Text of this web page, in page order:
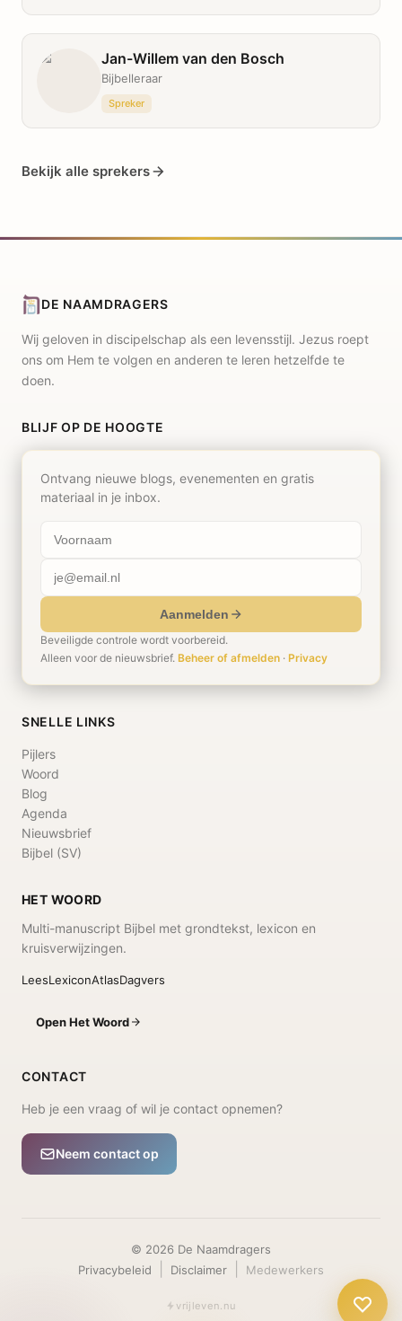
Jan-Willem van den Bosch
Bijbelleraar
Spreker
Bekijk alle sprekers
DE NAAMDRAGERS
Wij geloven in discipelschap als een levensstijl. Jezus roept
ons om Hem te volgen en anderen te leren hetzelfde te
doen.
BLIJF OP DE HOOGTE
Ontvang nieuwe blogs, evenementen en gratis
materiaal in je inbox.
Aanmelden
Beveiligde controle wordt voorbereid.
Alleen voor de nieuwsbrief. Beheer of afmelden · Privacy
SNELLE LINKS
Pijlers
Woord
Blog
Agenda
Nieuwsbrief
Bijbel (SV)
HET WOORD
Multi-manuscript Bijbel met grondtekst, lexicon en
kruisverwijzingen.
LeesLexiconAtlasDagvers
Open Het Woord
CONTACT
Heb je een vraag of wil je contact opnemen?
Neem contact op
© 2026 De Naamdragers
Privacybeleid
Disclaimer Medewerkers
vrijleven.nu